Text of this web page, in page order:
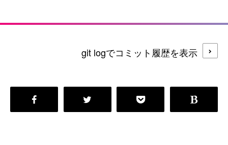
git logでコミット履歴を表示